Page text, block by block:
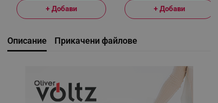
+ Добави + Добави
Описание Прикачени файлове